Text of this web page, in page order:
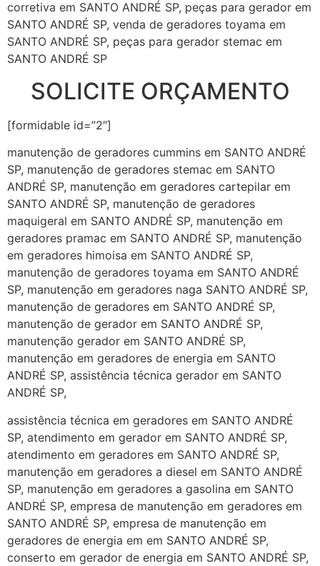
corretiva em SANTO ANDRÉ SP, peças para gerador em
SANTO ANDRÉ SP, venda de geradores toyama em
SANTO ANDRÉ SP, peças para gerador stemac em
SANTO ANDRÉ SP
SOLICITE ORÇAMENTO
[formidable id=”2″]
manutenção de geradores cummins em SANTO ANDRÉ
SP, manutenção de geradores stemac em SANTO
ANDRÉ SP, manutenção em geradores cartepilar em
SANTO ANDRÉ SP, manutenção de geradores
maquigeral em SANTO ANDRÉ SP, manutenção em
geradores pramac em SANTO ANDRÉ SP, manutenção
em geradores himoisa em SANTO ANDRÉ SP,
manutenção de geradores toyama em SANTO ANDRÉ
SP, manutenção em geradores naga SANTO ANDRÉ SP,
manutenção de geradores em SANTO ANDRÉ SP,
manutenção de gerador em SANTO ANDRÉ SP,
manutenção gerador em SANTO ANDRÉ SP,
manutenção em geradores de energia em SANTO
ANDRÉ SP, assistência técnica gerador em SANTO
ANDRÉ SP,
assistência técnica em geradores em SANTO ANDRÉ
SP, atendimento em gerador em SANTO ANDRÉ SP,
atendimento em geradores em SANTO ANDRÉ SP,
manutenção em geradores a diesel em SANTO ANDRÉ
SP, manutenção em geradores a gasolina em SANTO
ANDRÉ SP, empresa de manutenção em geradores em
SANTO ANDRÉ SP, empresa de manutenção em
geradores de energia em em SANTO ANDRÉ SP,
conserto em gerador de energia em SANTO ANDRÉ SP,